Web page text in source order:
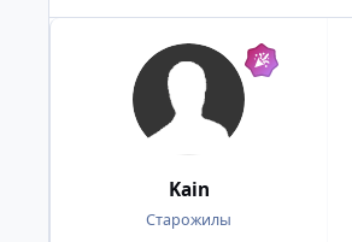
Kain
Старожилы